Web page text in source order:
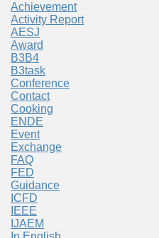
Achievement
Activity Report
AESJ
Award
B3B4
B3task
Conference
Contact
Cooking
ENDE
Event
Exchange
FAQ
FED
Guidance
ICFD
IEEE
IJAEM